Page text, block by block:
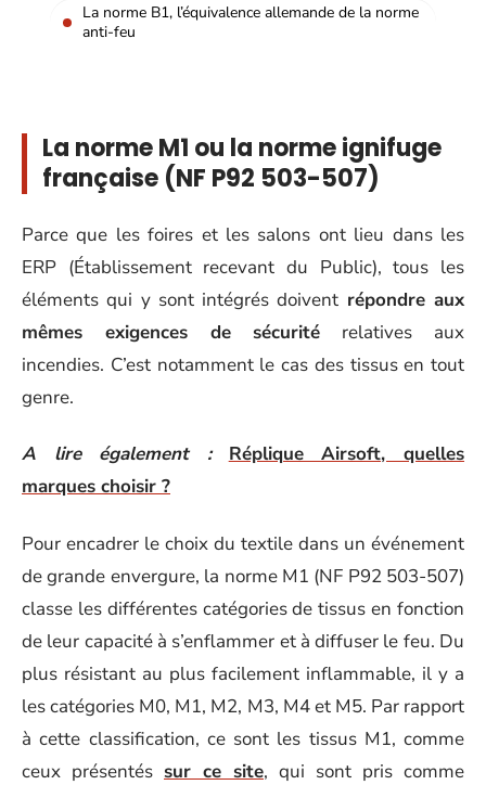
La norme B1, l’équivalence allemande de la norme
anti-feu
La norme M1 ou la norme ignifuge
française (NF P92 503-507)
Parce que les foires et les salons ont lieu dans les
ERP (Établissement recevant du Public), tous les
éléments qui y sont intégrés doivent répondre aux
mêmes exigences de sécurité relatives aux
incendies. C’est notamment le cas des tissus en tout
genre.
A lire également :
Réplique Airsoft, quelles
marques choisir ?
Pour encadrer le choix du textile dans un événement
de grande envergure, la norme M1 (NF P92 503-507)
classe les différentes catégories de tissus en fonction
de leur capacité à s’enflammer et à diffuser le feu. Du
plus résistant au plus facilement inflammable, il y a
les catégories M0, M1, M2, M3, M4 et M5. Par rapport
à cette classification, ce sont les tissus M1, comme
ceux présentés sur ce site, qui sont pris comme